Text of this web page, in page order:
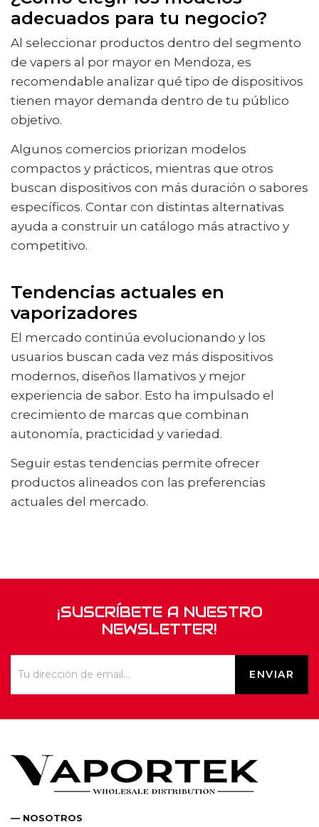
adecuados para tu negocio?
Al seleccionar productos dentro del segmento
de vapers al por mayor en Mendoza, es
recomendable analizar qué tipo de dispositivos
tienen mayor demanda dentro de tu público
objetivo.
Algunos comercios priorizan modelos
compactos y prácticos, mientras que otros
buscan dispositivos con más duración o sabores
específicos. Contar con distintas alternativas
ayuda a construir un catálogo más atractivo y
competitivo.
Tendencias actuales en
vaporizadores
El mercado continúa evolucionando y los
usuarios buscan cada vez más dispositivos
modernos, diseños llamativos y mejor
experiencia de sabor. Esto ha impulsado el
crecimiento de marcas que combinan
autonomía, practicidad y variedad.
Seguir estas tendencias permite ofrecer
productos alineados con las preferencias
actuales del mercado.
¡SUSCRÍBETE A NUESTRO
NEWSLETTER!
— NOSOTROS